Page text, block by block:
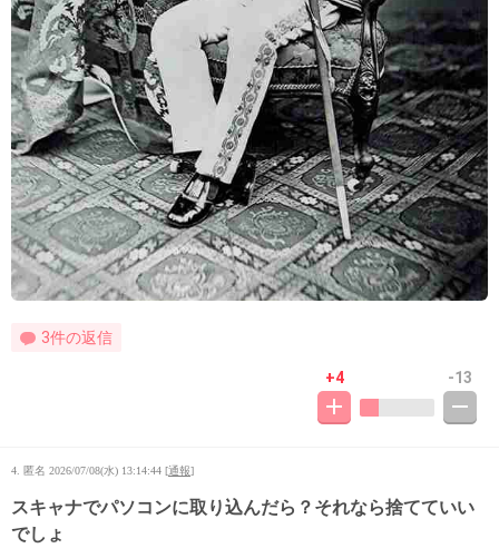
3件の返信
+4 -13
4. 匿名 2026/07/08(水) 13:14:44 [通報]
スキャナでパソコンに取り込んだら？それなら捨てていい
でしょ